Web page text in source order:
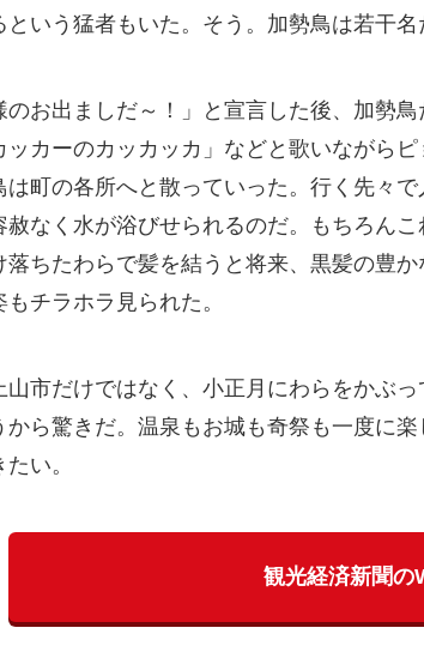
という猛者もいた。そう。加勢鳥は若干名
のお出ましだ～！」と宣言した後、加勢
ッカーのカッカッカ」などと歌いながら
は町の各所へと散っていった。行く先々
赦なく水が浴びせられるのだ。もちろん
落ちたわらで髪を結うと将来、黒髪の豊
もチラホラ見られた。
山市だけではなく、小正月にわらをかぶ
から驚きだ。温泉もお城も奇祭も一度に
い。
観光経済新聞の